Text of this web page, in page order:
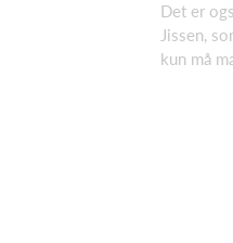
Det er
Jissen,
kun må